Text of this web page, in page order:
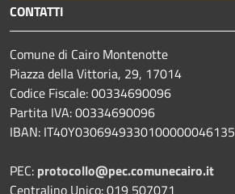
CONTATTI
Comune di Cairo Montenotte
Piazza della Vittoria, 29, 17014
Codice Fiscale: 00334690096
Partita IVA: 00334690096
IBAN: IT40Y0306949330100000046135
PEC: protocollo@pec.comunecairo.it
Centralino Unico: 019 507071